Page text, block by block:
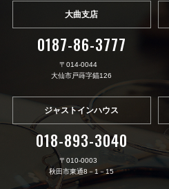
大曲支店
0187-86-3777
〒014-0044
大仙市戸蒔字錨126
ジャストインハウス
018-893-3040
〒010-0003
秋田市東通8－1－15